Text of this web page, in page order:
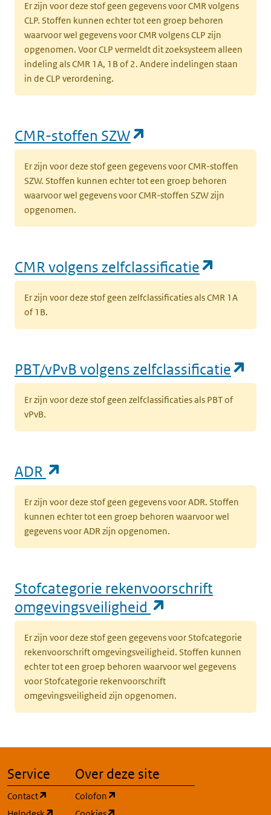
Er zijn voor deze stof geen gegevens voor CMR volgens
CLP. Stoffen kunnen echter tot een groep behoren
waarvoor wel gegevens voor CMR volgens CLP zijn
opgenomen. Voor CLP vermeldt dit zoeksysteem alleen
indeling als CMR 1A, 1B of 2. Andere indelingen staan
in de CLP verordening.
CMR-stoffen SZW
Er zijn voor deze stof geen gegevens voor CMR-stoffen
SZW. Stoffen kunnen echter tot een groep behoren
waarvoor wel gegevens voor CMR-stoffen SZW zijn
opgenomen.
CMR volgens zelfclassificatie
Er zijn voor deze stof geen zelfclassificaties als CMR 1A
of 1B.
PBT/vPvB volgens zelfclassificatie
Er zijn voor deze stof geen zelfclassificaties als PBT of
vPvB.
ADR
Er zijn voor deze stof geen gegevens voor ADR. Stoffen
kunnen echter tot een groep behoren waarvoor wel
gegevens voor ADR zijn opgenomen.
Stofcategorie rekenvoorschrift
omgevingsveiligheid
Er zijn voor deze stof geen gegevens voor Stofcategorie
rekenvoorschrift omgevingsveiligheid. Stoffen kunnen
echter tot een groep behoren waarvoor wel gegevens
voor Stofcategorie rekenvoorschrift
omgevingsveiligheid zijn opgenomen.
Service
Contact
(opent in een nieuw tabblad)
Over deze site
Colofon